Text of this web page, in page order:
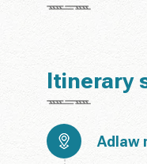
Itinerary
Adlaw